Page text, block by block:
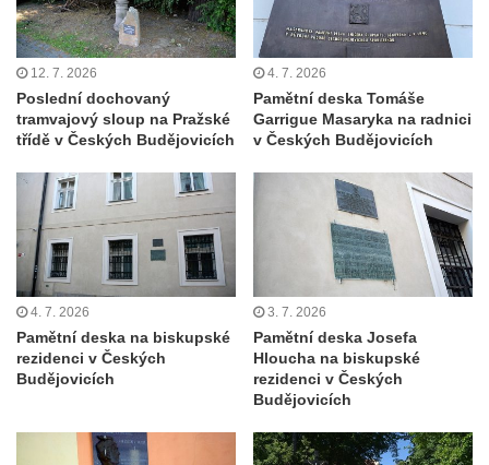
Hoře
Kenotaf Oskara Ringelhana na hřbitově v
Benešově nad Ploučnicí
Kenotaf Augusta Michela na hřbitově v
Benešově nad Ploučnicí
Hrob Šumových na hřbitově v Benešově
nad Ploučnicí
Hrob Theodora Sommera na hřbitově v
Benešově nad Ploučnicí
Hrob Wendelina Janiche na hřbitově v
Benešově nad Ploučnicí
Hrob Christodoulona Panayiotise na
hřbitově v Benešově nad Ploučnicí
Benešově nad Ploučnicí
12. 7. 2026
Poslední dochovaný
tramvajový sloup na Pražské
třídě v Českých Budějovicích
4. 7. 2026
Pamětní deska Tomáše
Garrigue Masaryka na radnici
v Českých Budějovicích
4. 7. 2026
Pamětní deska na biskupské
rezidenci v Českých
Budějovicích
3. 7. 2026
Pamětní deska Josefa
Hloucha na biskupské
rezidenci v Českých
Budějovicích